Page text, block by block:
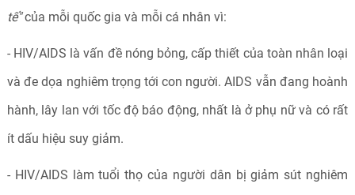
tế"của mỗi quốc gia và mỗi cá nhân vì:
- HIV/AIDS là vấn đề nóng bỏng, cấp thiết của toàn nhân loại
và đe dọa nghiêm trọng tới con người. AIDS vẫn đang hoành
hành, lây lan với tốc độ báo động, nhất là ở phụ nữ và có rất
ít dấu hiệu suy giảm.
- HIV/AIDS làm tuổi thọ của người dân bị giảm sút nghiêm